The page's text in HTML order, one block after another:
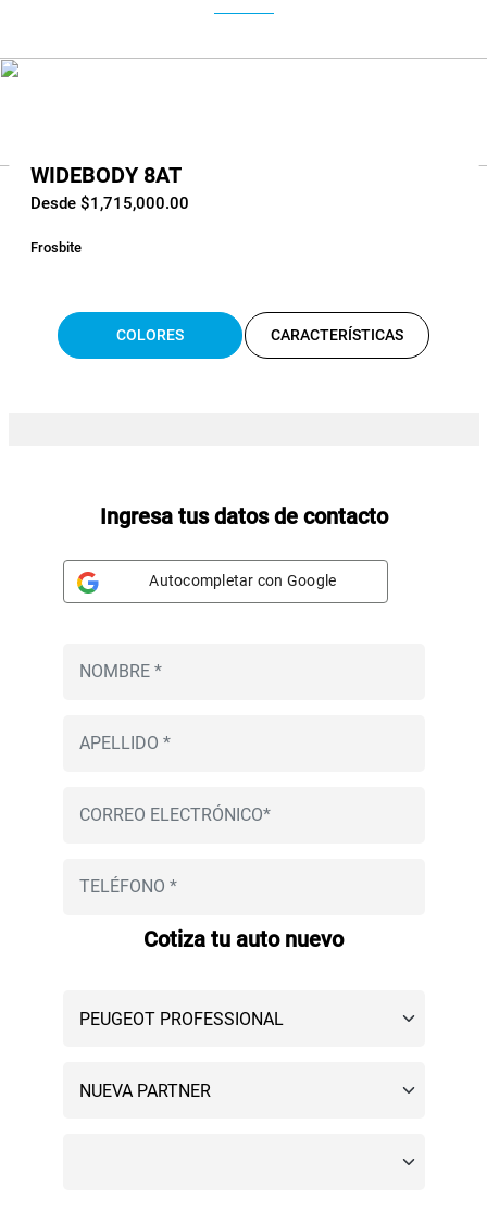
WIDEBODY 8AT
Desde $1,715,000.00
Frosbite
COLORES CARACTERÍSTICAS
Ingresa tus datos de contacto
Autocompletar con Google
Cotiza tu auto nuevo